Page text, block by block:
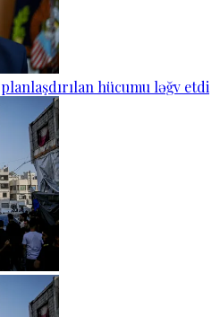
hücumu ləğv etdi